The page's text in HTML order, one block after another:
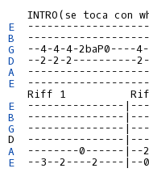
E
B
G
D
A
E
E
B
G
---------------
A
E
--3--2----2----|--